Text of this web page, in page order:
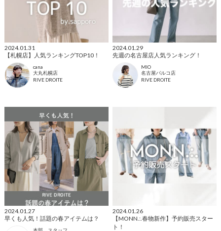
2024.01.31
【札幌店】人気ランキングTOP10！
cana
大丸札幌店
RIVE DROITE
2024.01.29
先週の名古屋店人気ランキング！
MIO
名古屋パルコ店
RIVE DROITE
2024.01.27
早くも人気！話題の春アイテムは？
2024.01.26
【MONN.:.春物新作】予約販売スター
ト！